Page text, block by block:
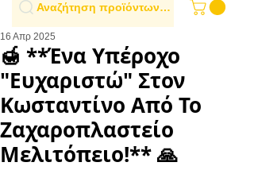
Αναζήτηση προϊόντων…
🍯 **Ένα Υπέροχο
"Ευχαριστώ" Στον
Κωσταντίνο Από Το
Ζαχαροπλαστείο
Μελιτόπειο!** 🙏
16 Απρ 2025